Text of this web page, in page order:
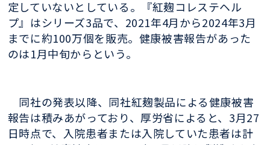
定していないとしている。『紅麹コレステヘル
プ』はシリーズ3品で、2021年4月から2024年3月
までに約100万個を販売。健康被害報告があった
のは1月中旬からという。
同社の発表以降、同社紅麹製品による健康被害
報告は積みあがっており、厚労省によると、3月27
日時点で、入院患者または入院していた患者は計